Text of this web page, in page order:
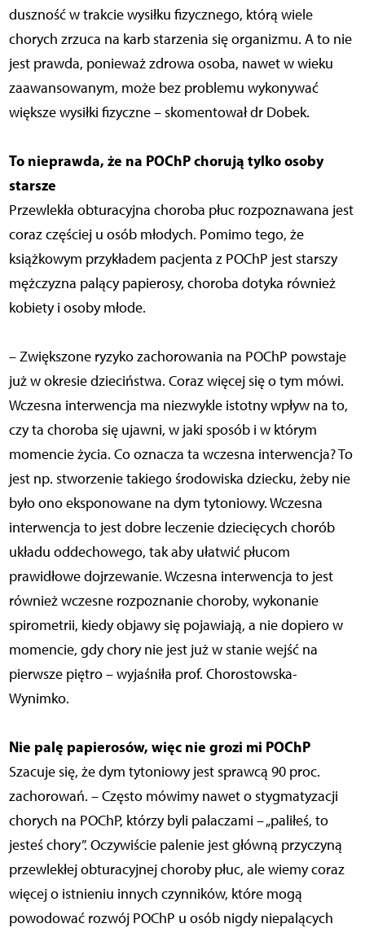
duszność w trakcie wysiłku fizycznego, którą wiele
chorych zrzuca na karb starzenia się organizmu. A to nie
jest prawda, ponieważ zdrowa osoba, nawet w wieku
zaawansowanym, może bez problemu wykonywać
większe wysiłki fizyczne – skomentował dr Dobek.
To nieprawda, że na POChP chorują tylko osoby
starsze
Przewlekła obturacyjna choroba płuc rozpoznawana jest
coraz częściej u osób młodych. Pomimo tego, że
książkowym przykładem pacjenta z POChP jest starszy
mężczyzna palący papierosy, choroba dotyka również
kobiety i osoby młode.
– Zwiększone ryzyko zachorowania na POChP powstaje
już w okresie dzieciństwa. Coraz więcej się o tym mówi.
Wczesna interwencja ma niezwykle istotny wpływ na to,
czy ta choroba się ujawni, w jaki sposób i w którym
momencie życia. Co oznacza ta wczesna interwencja? To
jest np. stworzenie takiego środowiska dziecku, żeby nie
było ono eksponowane na dym tytoniowy. Wczesna
interwencja to jest dobre leczenie dziecięcych chorób
układu oddechowego, tak aby ułatwić płucom
prawidłowe dojrzewanie. Wczesna interwencja to jest
również wczesne rozpoznanie choroby, wykonanie
spirometrii, kiedy objawy się pojawiają, a nie dopiero w
momencie, gdy chory nie jest już w stanie wejść na
pierwsze piętro – wyjaśniła prof. Chorostowska-
Wynimko.
Nie palę papierosów, więc nie grozi mi POChP
Szacuje się, że dym tytoniowy jest sprawcą 90 proc.
zachorowań. – Często mówimy nawet o stygmatyzacji
chorych na POChP, którzy byli palaczami – „paliłeś, to
jesteś chory”. Oczywiście palenie jest główną przyczyną
przewlekłej obturacyjnej choroby płuc, ale wiemy coraz
więcej o istnieniu innych czynników, które mogą
powodować rozwój POChP u osób nigdy niepalących